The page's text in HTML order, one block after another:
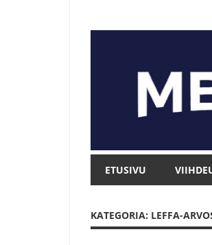
Mesta.net
ETUSIVU
KATEGORIA: LEFFA-